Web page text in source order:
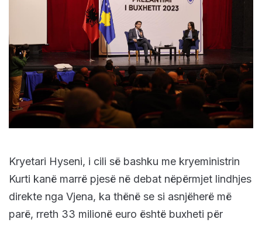
Kryetari Hyseni, i cili së bashku me kryeministrin
Kurti kanë marrë pjesë në debat nëpërmjet lindhjes
direkte nga Vjena, ka thënë se si asnjëherë më
parë, rreth 33 milionë euro është buxheti për